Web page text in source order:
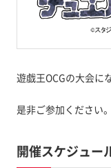
遊戯王OCGの大会に
是非ご参加ください。
開催スケジュー